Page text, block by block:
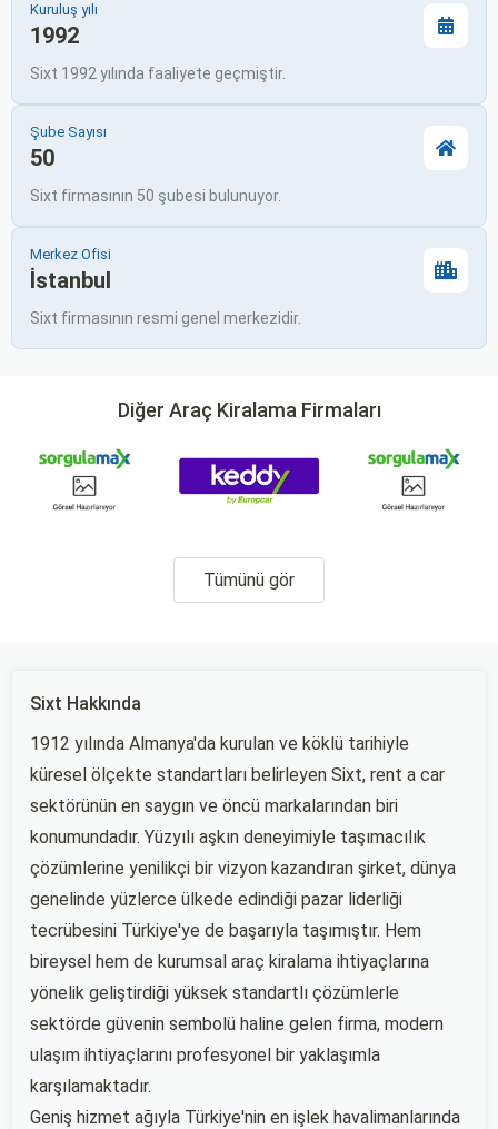
Kuruluş yılı
1992
Sixt 1992 yılında faaliyete geçmiştir.
Şube Sayısı
50
Sixt firmasının 50 şubesi bulunuyor.
Merkez Ofisi
İstanbul
Sixt firmasının resmi genel merkezidir.
Diğer Araç Kiralama Firmaları
Tümünü gör
Sixt Hakkında
1912 yılında Almanya'da kurulan ve köklü tarihiyle
küresel ölçekte standartları belirleyen Sixt, rent a car
sektörünün en saygın ve öncü markalarından biri
konumundadır. Yüzyılı aşkın deneyimiyle taşımacılık
çözümlerine yenilikçi bir vizyon kazandıran şirket, dünya
genelinde yüzlerce ülkede edindiği pazar liderliği
tecrübesini Türkiye'ye de başarıyla taşımıştır. Hem
bireysel hem de kurumsal araç kiralama ihtiyaçlarına
yönelik geliştirdiği yüksek standartlı çözümlerle
sektörde güvenin sembolü haline gelen firma, modern
ulaşım ihtiyaçlarını profesyonel bir yaklaşımla
karşılamaktadır.
Geniş hizmet ağıyla Türkiye'nin en işlek havalimanlarında